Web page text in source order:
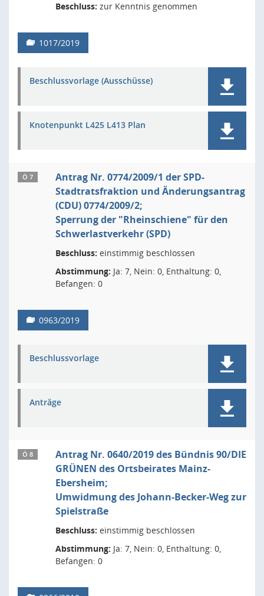
Beschluss: zur Kenntnis genommen
1017/2019
Beschlussvorlage (Ausschüsse)
Knotenpunkt L425 L413 Plan
Ö 7
Antrag Nr. 0774/2009/1 der SPD-
Stadtratsfraktion und Änderungsantrag
(CDU) 0774/2009/2;
Sperrung der "Rheinschiene" für den
Schwerlastverkehr (SPD)
Beschluss: einstimmig beschlossen
Abstimmung: Ja: 7, Nein: 0, Enthaltung: 0,
Befangen: 0
0963/2019
Beschlussvorlage
Anträge
Ö 8
Antrag Nr. 0640/2019 des Bündnis 90/DIE
GRÜNEN des Ortsbeirates Mainz-
Ebersheim;
Umwidmung des Johann-Becker-Weg zur
Spielstraße
Beschluss: einstimmig beschlossen
Abstimmung: Ja: 7, Nein: 0, Enthaltung: 0,
Befangen: 0